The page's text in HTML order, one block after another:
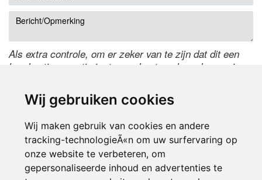
Wij gebruiken cookies
Wij maken gebruik van cookies en andere
tracking-technologieÃ«n om uw surfervaring op
onze website te verbeteren, om
gepersonaliseerde inhoud en advertenties te
Als extra controle, om er zeker van te zijn dat dit een
handmatige reactie is, typ onderstaande code over in
de code te wijzigen.